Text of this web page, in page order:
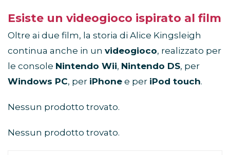
Esiste un videogioco ispirato al film
Oltre ai due film, la storia di Alice Kingsleigh
continua anche in un videogioco, realizzato per
le console Nintendo Wii, Nintendo DS, per
Windows PC, per iPhone e per iPod touch.
Nessun prodotto trovato.
Nessun prodotto trovato.